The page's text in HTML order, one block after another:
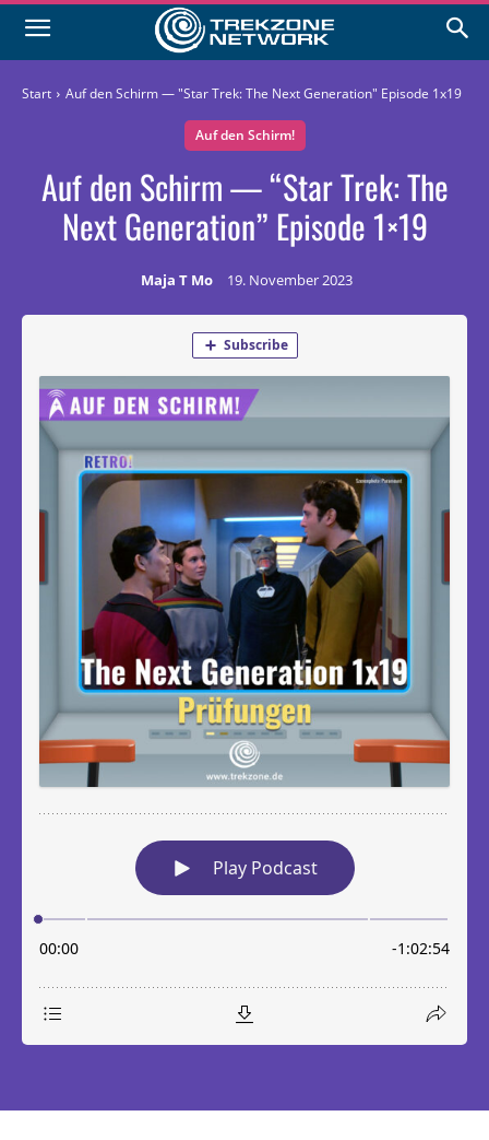
Start Auf den Schirm — "Star Trek: The Next Generation" Episode 1x19
Auf den Schirm!
Auf den Schirm — “Star Trek: The
Next Generation” Episode 1×19
Maja T Mo 19. November 2023